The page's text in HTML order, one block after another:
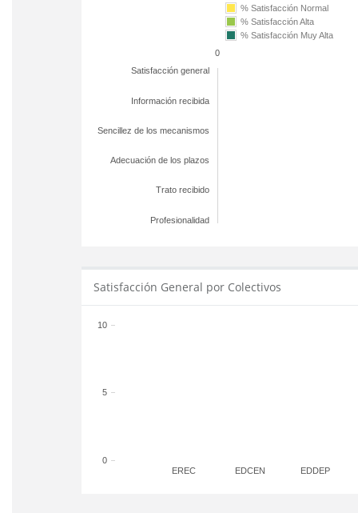
0
Satisfacción general
Información recibida
Sencillez de los mecanismos
Adecuación de los plazos
Trato recibido
Profesionalidad
% Satisfacción Normal
% Satisfacción Alta
% Satisfacción Muy Alta
Satisfacción General por Colectivos
EREC EDCEN EDDEP
0
5
10